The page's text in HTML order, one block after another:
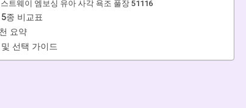
트웨이 엠보싱 유아 사각 욕조 풀장 51116
종 비교표
요약
선택 가이드